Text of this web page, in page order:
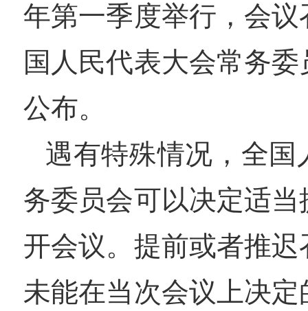
年第一季度举行，会
国人民代表大会常务
公布。
遇有特殊情况，全国
务委员会可以决定适
开会议。提前或者推
未能在当次会议上决